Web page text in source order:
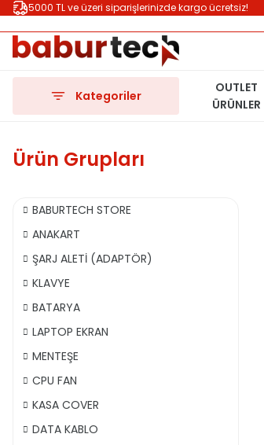
5000 TL ve üzeri siparişlerinizde kargo ücretsiz!
Kategoriler
OUTLET
ÜRÜNLER
Ürün Grupları
BABURTECH STORE
ANAKART
ŞARJ ALETİ (ADAPTÖR)
KLAVYE
BATARYA
LAPTOP EKRAN
MENTEŞE
CPU FAN
KASA COVER
DATA KABLO